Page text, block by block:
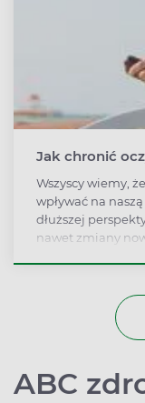
Jak chronić
Wszyscy wiemy,
wpływać na
dłuższej
nawet zmiany
ABC